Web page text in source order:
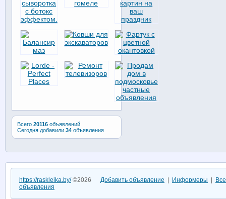
Всего 20116объявлений
Сегодня добавили 34объявления
https://raskleika.by/©2026 Добавить объявление Информеры
объявления